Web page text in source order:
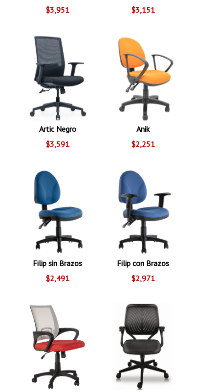
$3,951
$3,151
Artic Negro
$3,591
Anik
$2,251
Filip sin Brazos
$2,491
Filip con Brazos
$2,971